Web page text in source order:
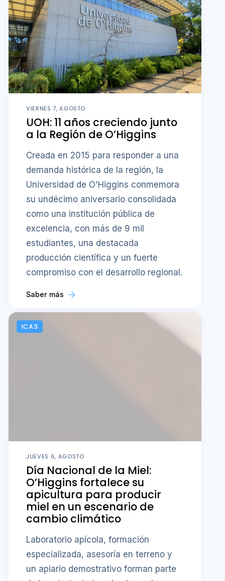
VIERNES 7, AGOSTO
UOH: 11 años creciendo junto
a la Región de O’Higgins
Creada en 2015 para responder a una
demanda histórica de la región, la
Universidad de O'Higgins conmemora
su undécimo aniversario consolidada
como una institución pública de
excelencia, con más de 9 mil
estudiantes, una destacada
producción científica y un fuerte
compromiso con el desarrollo regional.
Saber más
ICA3
JUEVES 6, AGOSTO
Día Nacional de la Miel:
O’Higgins fortalece su
apicultura para producir
miel en un escenario de
cambio climático
Laboratorio apícola, formación
especializada, asesoría en terreno y
un apiario demostrativo forman parte